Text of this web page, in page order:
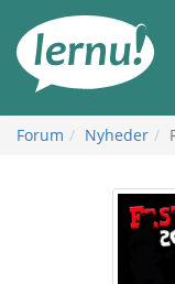
indholdet
Forum Nyheder